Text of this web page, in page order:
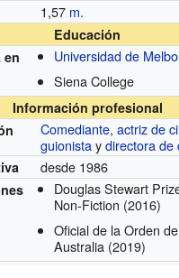
1,57 m.
Educación
en
Universidad de
Siena College
Información profesional
Comediante,actriz de
guionistaydirectora de
desde 1986
Douglas Stewart
Non-Fiction (2016)
Oficial de la Orden de
Australia (2019)